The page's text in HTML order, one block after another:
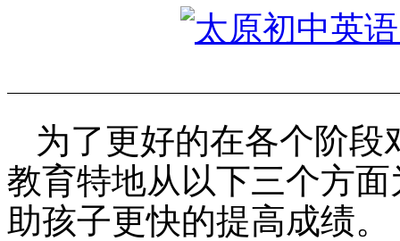
为了更好的在各个阶
教育特地从以下三个方
助孩子更快的提高成绩。